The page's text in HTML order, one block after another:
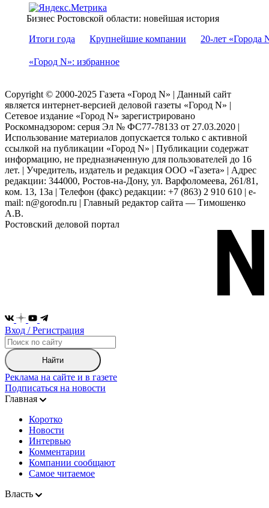
Бизнес Ростовской области: новейшая история
Итоги года
Крупнейшие компании 20-лет «Города
«Город N»: избранное
Copyright © 2000-2025 Газета «Город N» | Данный сайт
является интернет-версией деловой газеты «Город N» |
Сетевое издание «Город N» зарегистрировано
Роскомнадзором: серuя Эл № ФС77-78133 от 27.03.2020 |
Использование материалов допускается только с активной
ссылкой на публикации «Город N» | Публикации содержат
информацию, не предназначенную для пользователей до 16
лет. | Учредитель, издатель и редакция ООО «Газета» | Адрес
редакции: 344000, Ростов-на-Дону, ул. Варфоломеева, 261/81,
ком. 13, 13а | Телефон (факс) редакции: +7 (863) 2 910 610 | e-
mail: n@gorodn.ru | Главный редактор сайта — Тимошенко
А.В.
Ростовский деловой портал
Вход / Регистрация
Найти
Реклама на сайте и в газете
Подписаться на новости
Главная
Коротко
Новости
Интервью
Комментарии
Компании сообщают
Самое читаемое
Власть